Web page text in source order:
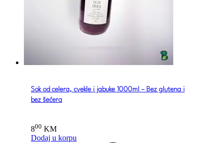
Sok od celera, cvekle i jabuke 1000ml – Bez glutena i
bez šećera
800 KM
Dodaj u korpu